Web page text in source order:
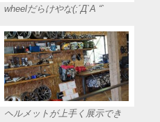
wheelだらけやな(;´Д`A “`
ヘルメットが上手く展示でき